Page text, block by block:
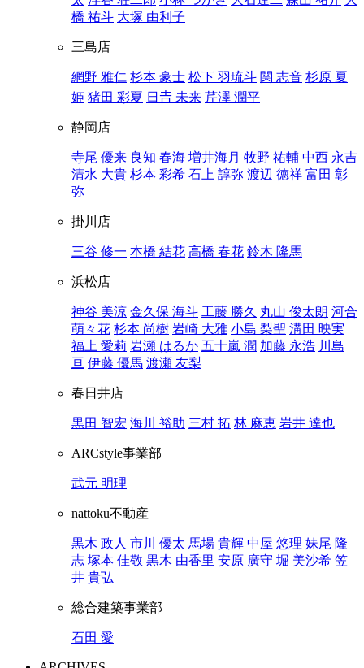
橋 祐斗 大塚 由利子
三島店
網野 雅仁 杉本 豪士 松下 羽琉斗 関 志音 杉原 夏
姫 猪田 彩夏 日𠮷 未来 芹澤 潤平
静岡店
寺尾 優来 良知 春海 増井海月 牧野 祐輔 中西 永吉
清水 大貴 杉本 彩希 石上 諄弥 渡辺 徳祥 富田 彰
弥
掛川店
三谷 修一 本橋 結花 高橋 春花 鈴木 隆馬
浜松店
神谷 美涼 金久保 海斗 工藤 勝久 丸山 俊太朗 河合
萌々花 杉本 尚樹 岩崎 大雅 小島 梨聖 溝田 映実
福上 愛莉 岩瀬 はるか 五十嵐 潤 加藤 永浩 川島
亘 伊藤 優馬 渡瀬 友梨
春日井店
黒田 智宏 海川 裕助 三村 拓 林 麻恵 岩井 達也
ARCstyle事業部
武元 明理
nattoku不動産
黒木 政人 市川 優太 馬場 貴輝 中屋 悠理 妹尾 隆
志 塚本 佳敬 黒木 由香里 安原 廣守 堀 美沙希 笠
井 貴弘
総合建築事業部
石田 愛